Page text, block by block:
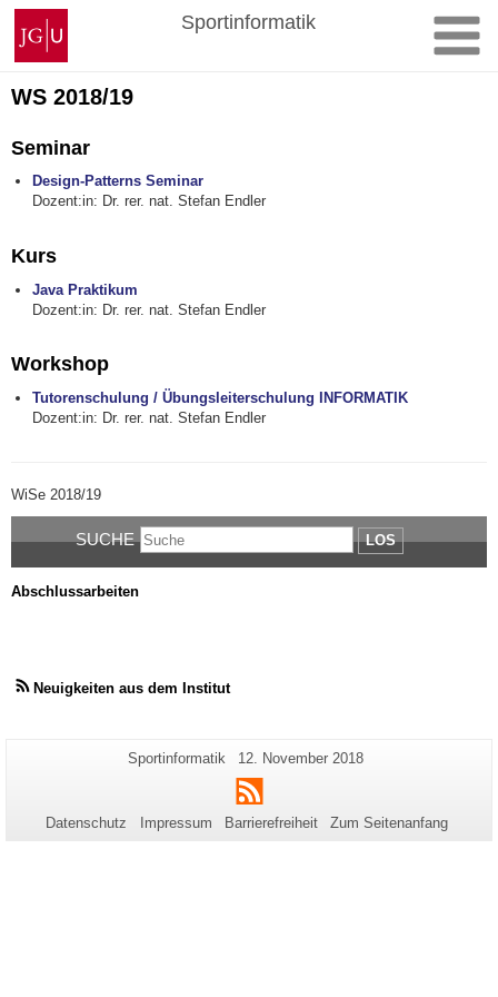
Zum
Inhalt
springen
Johannes
Gutenberg-
Universität
Mainz
Sportinformatik
WS 2018/19
Seminar
Design-Patterns Seminar
Dozent:in: Dr. rer. nat. Stefan Endler
Kurs
Java Praktikum
Dozent:in: Dr. rer. nat. Stefan Endler
Workshop
Tutorenschulung / Übungsleiterschulung INFORMATIK
Dozent:in: Dr. rer. nat. Stefan Endler
WiSe 2018/19
SUCHE LOS
Abschlussarbeiten
Neuigkeiten aus dem Institut
Zusätzliche
Informationen
zu
dieser
Seiten-
Sportinformatik
Letzte
Aktualisierung:
12. November 2018
RSS
Datenschutz Impressum Barrierefreiheit Zum Seitenanfang